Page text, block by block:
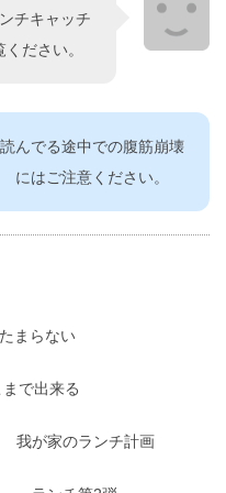
チキャッチ
ださい。
読んでる途中での腹筋崩壊
にはご注意ください。
まらない
で出来る
我が家のランチ計画